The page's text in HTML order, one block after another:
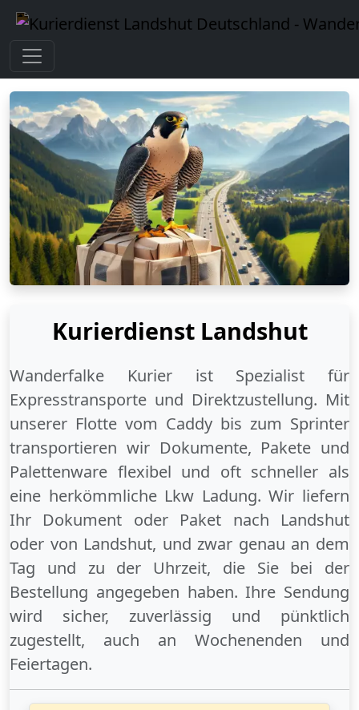
Kurierdienst Landshut
Wanderfalke Kurier ist Spezialist für
Expresstransporte und Direktzustellung. Mit
unserer Flotte vom Caddy bis zum Sprinter
transportieren wir Dokumente, Pakete und
Palettenware flexibel und oft schneller als
eine herkömmliche Lkw Ladung. Wir liefern
Ihr Dokument oder Paket nach Landshut
oder von Landshut, und zwar genau an dem
Tag und zu der Uhrzeit, die Sie bei der
Bestellung angegeben haben. Ihre Sendung
wird sicher, zuverlässig und pünktlich
zugestellt, auch an Wochenenden und
Feiertagen.